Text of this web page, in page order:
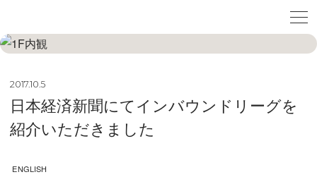
2017.10.5
日本経済新聞にてインバウンドリーグを
紹介いただきました
ENGLISH